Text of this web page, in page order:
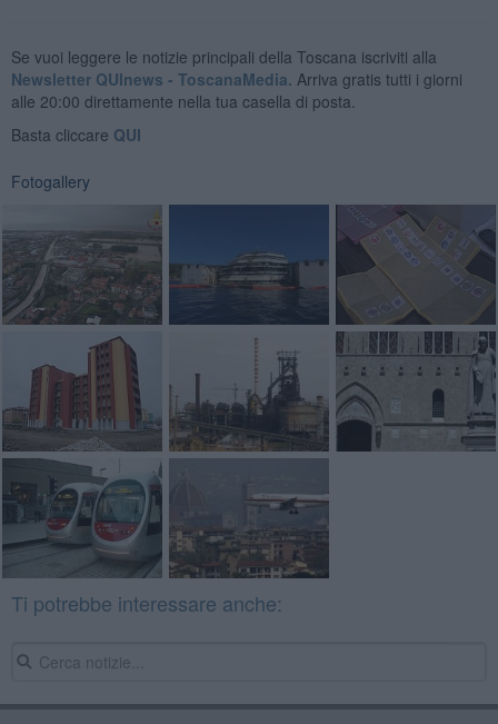
Se vuoi leggere le notizie principali della Toscana iscriviti alla
Newsletter QUInews - ToscanaMedia. Arriva gratis tutti i giorni
alle 20:00 direttamente nella tua casella di posta.
Basta cliccare QUI
Fotogallery
Ti potrebbe interessare anche: